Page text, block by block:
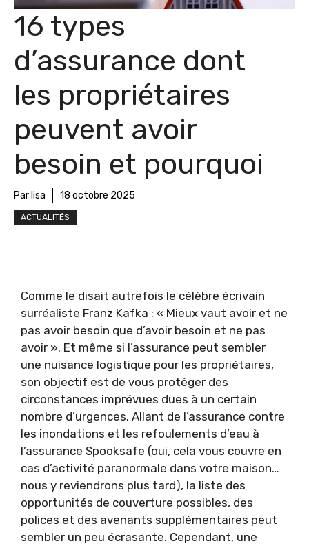
16 types
d’assurance dont
les propriétaires
peuvent avoir
besoin et pourquoi
Par lisa 18 octobre 2025
ACTUALITÉS
Comme le disait autrefois le célèbre écrivain
surréaliste Franz Kafka : « Mieux vaut avoir et ne
pas avoir besoin que d’avoir besoin et ne pas
avoir ». Et même si l’assurance peut sembler
une nuisance logistique pour les propriétaires,
son objectif est de vous protéger des
circonstances imprévues dues à un certain
nombre d’urgences. Allant de l’assurance contre
les inondations et les refoulements d’eau à
l’assurance Spooksafe (oui, cela vous couvre en
cas d’activité paranormale dans votre maison…
nous y reviendrons plus tard), la liste des
opportunités de couverture possibles, des
polices et des avenants supplémentaires peut
sembler un peu écrasante. Cependant, une